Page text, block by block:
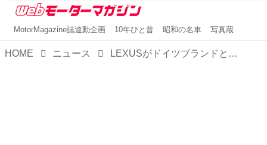
MotorMagazine誌連動企画 10年ひと昔 昭和の名車 写真蔵
HOME ニュース LEXUSがドイツブランドとともに、もっと便利な急速充電ネットワークづくりを加速。高性能充電ステーションの新規開設も進行中